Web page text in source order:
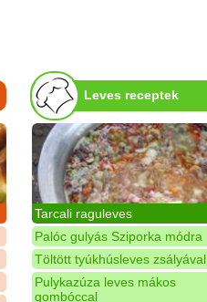
Leves receptek
Tarcali raguleves
Palóc gulyás Sziporka módra
Töltött tyúkhúsleves zsályával
Pulykazúza leves mákos
gombóccal